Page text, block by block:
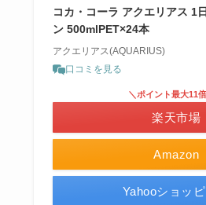
コカ・コーラ アクエリアス 1
ン 500mlPET×24本
アクエリアス(AQUARIUS)
口コミを見る
Amazon
＼ポイント最大11
楽天市場
Yahooショッ